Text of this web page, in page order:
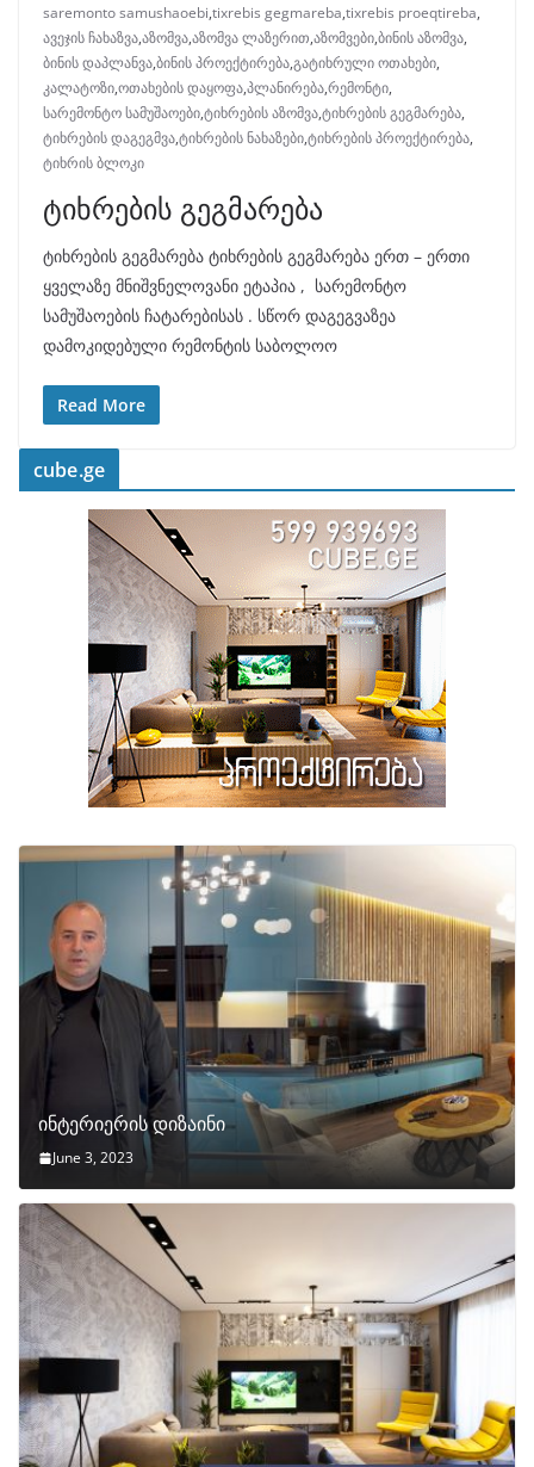
saremonto samushaoebi,tixrebis gegmareba,tixrebis proeqtireba,
ავეჯის ჩახაზვა,აზომვა,აზომვა ლაზერით,აზომვები,ბინის აზომვა,
ბინის დაპლანვა,ბინის პროექტირება,გატიხრული ოთახები,
კალატოზი,ოთახების დაყოფა,პლანირება,რემონტი,
სარემონტო სამუშაოები,ტიხრების აზომვა,ტიხრების გეგმარება,
ტიხრების დაგეგმვა,ტიხრების ნახაზები,ტიხრების პროექტირება,
ტიხრის ბლოკი
ტიხრების გეგმარება
ტიხრების გეგმარება ტიხრების გეგმარება ერთ – ერთი
ყველაზე მნიშვნელოვანი ეტაპია , სარემონტო
სამუშაოების ჩატარებისას . სწორ დაგეგვაზეა
დამოკიდებული რემონტის საბოლოო
Read More
cube.ge
ინტერიერის დიზაინი
June 3, 2023